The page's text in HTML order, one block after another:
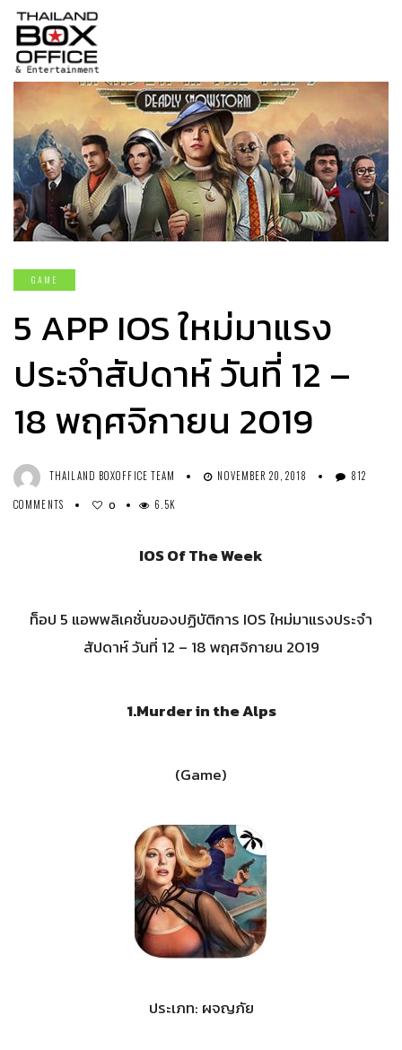
GAME
5 APP IOS ใหม่มาแรง
ประจำสัปดาห์ วันที่ 12 –
18 พฤศจิกายน 2019
THAILAND BOXOFFICE TEAM NOVEMBER 20, 2018
812
COMMENTS
0 6.5K
IOS Of The Week
ท็อป 5 แอพพลิเคชั่นของปฏิบัติการ IOS ใหม่มาแรงประจำ
สัปดาห์ วันที่ 12 – 18 พฤศจิกายน 2019
1.Murder in the Alps
(Game)
ประเภท: ผจญภัย